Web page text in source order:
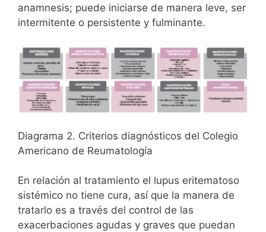
anamnesis; puede iniciarse de manera leve, ser
intermitente o persistente y fulminante.
Diagrama 2. Criterios diagnósticos del Colegio
Americano de Reumatología
En relación al tratamiento el lupus eritematoso
sistémico no tiene cura, así que la manera de
tratarlo es a través del control de las
exacerbaciones agudas y graves que puedan